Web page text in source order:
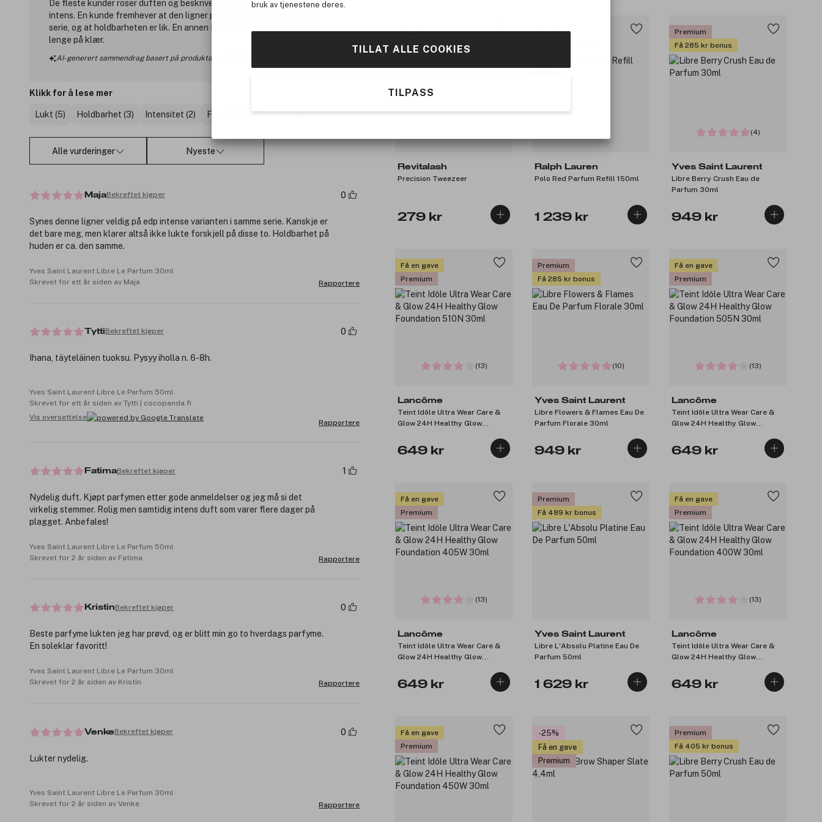
bruk av tjenestene deres.
TILLAT ALLE COOKIES
TILPASS
Få 28 kr bonus
Revitalash
Precision Tweezeer
279 kr
Premium
Ralph Lauren
Polo Red Parfum Refill 150ml
1 239 kr
Premium
Få 285 kr bonus
(4)
Yves Saint Laurent
Libre Berry Crush Eau de
Parfum 30ml
949 kr
Få en gave
Premium
(13)
Lancôme
Teint Idôle Ultra Wear Care &
Glow 24H Healthy Glow
649 kr
Premium
Få 285 kr bonus
(10)
Yves Saint Laurent
Libre Flowers & Flames Eau De
Parfum Florale 30ml
949 kr
Få en gave
Premium
(13)
Lancôme
Teint Idôle Ultra Wear Care &
Glow 24H Healthy Glow
649 kr
Få en gave
Premium
(13)
Lancôme
Teint Idôle Ultra Wear Care &
Glow 24H Healthy Glow
649 kr
Premium
Få 489 kr bonus
Yves Saint Laurent
Libre L'Absolu Platine Eau De
Parfum 50ml
1 629 kr
Få en gave
Premium
(13)
Lancôme
Teint Idôle Ultra Wear Care &
Glow 24H Healthy Glow
649 kr
Få en gave
Premium
-25%
Få en gave
Premium
Premium
Få 405 kr bonus
De fleste kunder roser duften og beskriver den som nydelig, sensuell og
intens. En kunde fremhever at den ligner på en annen variant i samme
serie, og at holdbarheten er lik. En annen trekker frem at duften varer
lenge på klær.
AI-generert sammendrag basert på produktanmeldelser
Klikk for å lese mer
Lukt (5) Holdbarhet (3) Intensitet (2) Favoritt (1) Sammenligning (1)
Alle vurderinger Nyeste
MajaBekreftet kjøper 0
Synes denne ligner veldig på edp intense varianten i samme serie. Kanskje er
det bare meg, men klarer altså ikke lukte forskjell på disse to. Holdbarhet på
huden er ca. den samme.
Yves Saint Laurent Libre Le Parfum 30ml
Skrevet for ett år siden av Maja
Rapportere
TyttiBekreftet kjøper 0
Ihana, täyteläinen tuoksu. Pysyy iholla n. 6-8h.
Yves Saint Laurent Libre Le Parfum 50ml
Skrevet for ett år siden av Tytti | cocopanda.fi
Vis oversettelse
Rapportere
FatimaBekreftet kjøper 1
Nydelig duft. Kjøpt parfymen etter gode anmeldelser og jeg må si det
virkelig stemmer. Rolig men samtidig intens duft som varer flere dager på
plagget. Anbefales!
Yves Saint Laurent Libre Le Parfum 50ml
Skrevet for 2 år siden av Fatima
Rapportere
KristinBekreftet kjøper 0
Beste parfyme lukten jeg har prøvd, og er blitt min go to hverdags parfyme.
En soleklar favoritt!
Yves Saint Laurent Libre Le Parfum 30ml
Skrevet for 2 år siden av Kristin
Rapportere
VenkeBekreftet kjøper 0
Lukter nydelig.
Yves Saint Laurent Libre Le Parfum 30ml
Skrevet for 2 år siden av Venke
Rapportere